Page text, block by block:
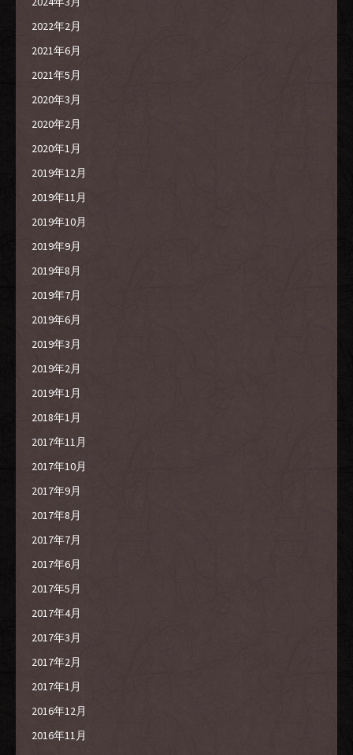
2022年2月
2021年6月
2021年5月
2020年3月
2020年2月
2020年1月
2019年12月
2019年11月
2019年10月
2019年9月
2019年8月
2019年7月
2019年6月
2019年3月
2019年2月
2019年1月
2018年1月
2017年11月
2017年10月
2017年9月
2017年8月
2017年7月
2017年6月
2017年5月
2017年4月
2017年3月
2017年2月
2017年1月
2016年12月
2016年11月